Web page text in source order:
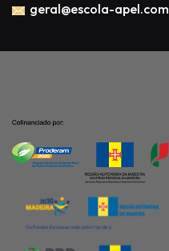
geral@escola-apel.com